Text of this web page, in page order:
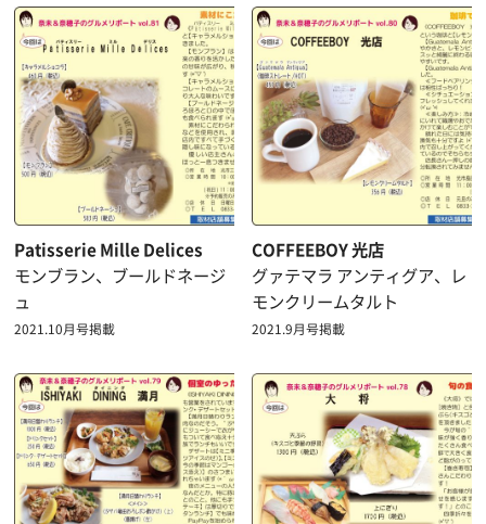
Patisserie Mille Delices
モンブラン、ブールドネージ
ュ
2021.10月号掲載
COFFEEBOY 光店
グァテマラ アンティグア、レ
モンクリームタルト
2021.9月号掲載